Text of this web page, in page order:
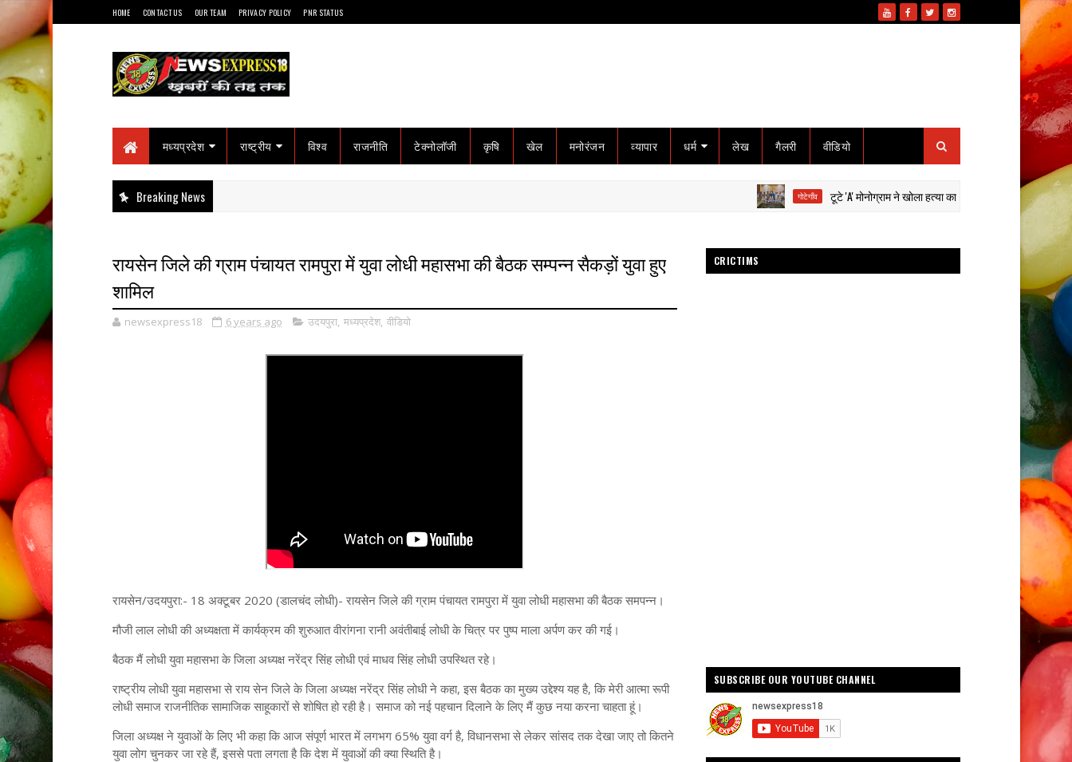
HOME CONTACT US OUR TEAM PRIVACY POLICY PNR STATUS
मध्यप्रदेश राष्ट्रीय विश्व राजनीति टेक्नोलॉजी कृषि खेल मनोरंजन व्यापार धर्म लेख गैलरी वीडियो
Breaking News गोटेगाँव टूटे 'A' मोनोग्राम ने खोला हत्या का राज: हाईवा से कुचलकर सड़क हादसा
रायसेन जिले की ग्राम पंचायत रामपुरा में युवा लोधी महासभा की बैठक सम्पन्न सैकड़ों युवा हुए
शामिल
newsexpress18 6 years ago उदयपुरा, मध्यप्रदेश, वीडियो
रायसेन/उदयपुरा:- 18 अक्टूबर 2020 (डालचंद लोधी)- रायसेन जिले की ग्राम पंचायत रामपुरा में युवा लोधी महासभा की बैठक समपन्न।
मौजी लाल लोधी की अध्यक्षता में कार्यक्रम की शुरुआत वीरांगना रानी अवंतीबाई लोधी के चित्र पर पुष्प माला अर्पण कर की गई।
बैठक मैं लोधी युवा महासभा के जिला अध्यक्ष नरेंद्र सिंह लोधी एवं माधव सिंह लोधी उपस्थित रहे।
राष्ट्रीय लोधी युवा महासभा से राय सेन जिले के जिला अध्यक्ष नरेंद्र सिंह लोधी ने कहा, इस बैठक का मुख्य उद्देश्य यह है, कि मेरी आत्मा रूपी
लोधी समाज राजनीतिक सामाजिक साहूकारों से शोषित हो रही है। समाज को नई पहचान दिलाने के लिए मैं कुछ नया करना चाहता हूं।
जिला अध्यक्ष ने युवाओं के लिए भी कहा कि आज संपूर्ण भारत में लगभग 65% युवा वर्ग है, विधानसभा से लेकर सांसद तक देखा जाए तो कितने
युवा लोग चुनकर जा रहे हैं, इससे पता लगता है कि देश में युवाओं की क्या स्थिति है।
CRICTIMS
SUBSCRIBE OUR YOUTUBE CHANNEL